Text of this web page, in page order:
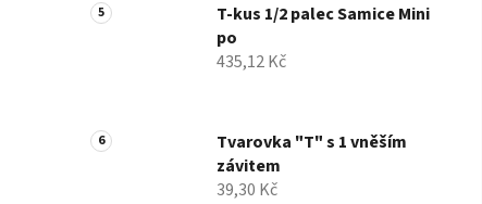
T-kus 1/2 palec Samice Mini
po
435,12 Kč
Tvarovka "T" s 1 vněším
závitem
39,30 Kč